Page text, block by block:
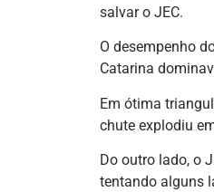
salvar o JEC.
O desempenho
Catarina
Em ótima
chute explodiu
Do outro lado, o
tentando alguns